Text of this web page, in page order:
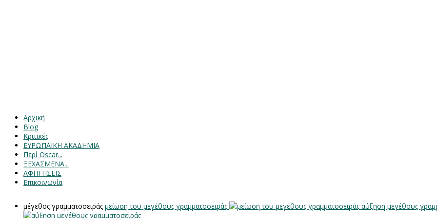
Αρχική
Blog
Κριτικές
ΕΥΡΩΠΑΙΚΗ ΑΚΑΔΗΜΙΑ
Περί Oscar...
ΞΕΧΑΣΜΕΝΑ...
ΑΦΗΓΗΣΕΙΣ
Επικοινωνία
μέγεθος γραμματοσειράς μείωση του μεγέθους γραμματοσειράς
αύξηση μεγέθους